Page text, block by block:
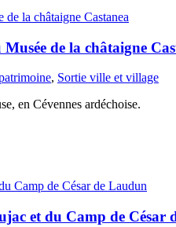
de la châtaigne
, Sortie ville et village
en Cévennes ardéchoise.
et du Camp de César